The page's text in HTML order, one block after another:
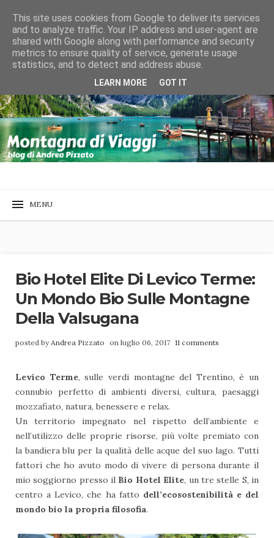
Bio Hotel Elite Di Levico Terme:
Un Mondo Bio Sulle Montagne
Della Valsugana
posted by Andrea Pizzato on luglio 06, 2017 11 comments
Levico Terme, sulle verdi montagne del Trentino, è un
connubio perfetto di ambienti diversi, cultura, paesaggi
mozzafiato, natura, benessere e relax.
Un territorio impegnato nel rispetto dell’ambiente e
nell’utilizzo delle proprie risorse, più volte premiato con
la bandiera blu per la qualità delle acque del suo lago. Tutti
fattori che ho avuto modo di vivere di persona durante il
mio soggiorno presso il Bio Hotel Elite, un tre stelle S, in
centro a Levico, che ha fatto dell’ecosostenibilità e del
mondo bio la propria filosofia.
This site uses cookies from Google to deliver its services
and to analyze traffic. Your IP address and user-agent are
shared with Google along with performance and security
metrics to ensure quality of service, generate usage
statistics, and to detect and address abuse.
LEARN MORE GOT IT